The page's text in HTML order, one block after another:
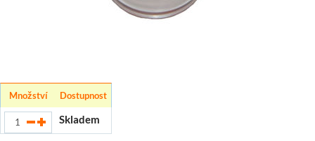
Množství Dostupnost
Skladem